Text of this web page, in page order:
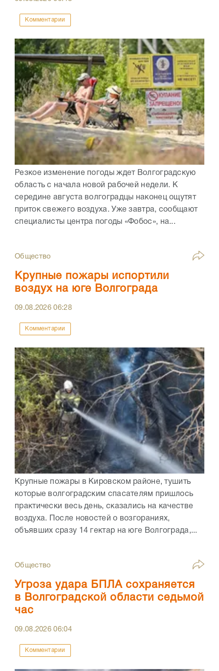
Комментарии
Резкое изменение погоды ждет Волгоградскую
область с начала новой рабочей недели. К
середине августа волгоградцы наконец ощутят
приток свежего воздуха. Уже завтра, сообщают
специалисты центра погоды «Фобос», на...
Общество
Крупные пожары испортили
воздух на юге Волгограда
09.08.202606:28
Комментарии
Крупные пожары в Кировском районе, тушить
которые волгоградским спасателям пришлось
практически весь день, сказались на качестве
воздуха. После новостей о возгораниях,
объявших сразу 14 гектар на юге Волгограда,...
Общество
Угроза удара БПЛА сохраняется
в Волгоградской области седьмой
час
09.08.202606:04
Комментарии